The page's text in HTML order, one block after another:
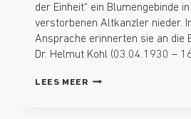
der Einheit“ ein Blumengebinde
verstorbenen Altkanzler nieder.
Ansprache erinnerten sie an die
Dr. Helmut Kohl (03.04.1930 –
LEES MEER